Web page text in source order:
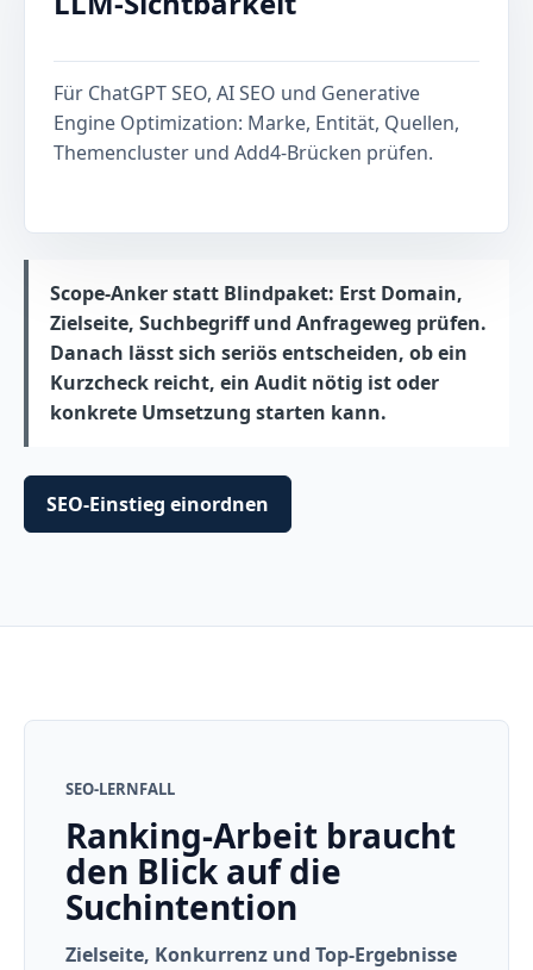
Für ChatGPT SEO, AI SEO und Generative
Engine Optimization: Marke, Entität, Quellen,
Themencluster und Add4-Brücken prüfen.
Scope-Anker statt Blindpaket: Erst Domain,
Zielseite, Suchbegriff und Anfrageweg prüfen.
Danach lässt sich seriös entscheiden, ob ein
Kurzcheck reicht, ein Audit nötig ist oder
konkrete Umsetzung starten kann.
SEO-Einstieg einordnen
SEO-LERNFALL
Ranking-Arbeit braucht
den Blick auf die
Suchintention
Zielseite, Konkurrenz und Top-Ergebnisse